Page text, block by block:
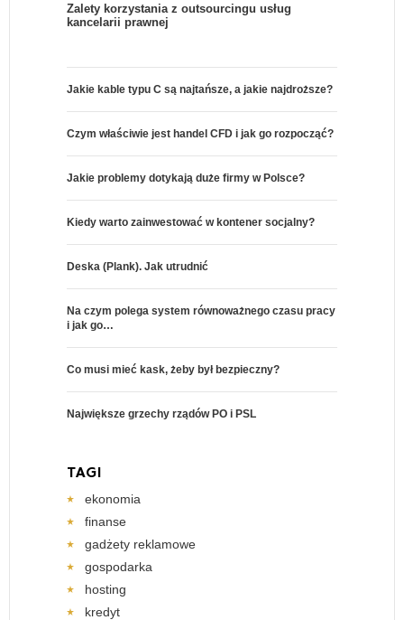
Zalety korzystania z outsourcingu usług
kancelarii prawnej
Jakie kable typu C są najtańsze, a jakie najdroższe?
Czym właściwie jest handel CFD i jak go rozpocząć?
Jakie problemy dotykają duże firmy w Polsce?
Kiedy warto zainwestować w kontener socjalny?
Deska (Plank). Jak utrudnić
Na czym polega system równoważnego czasu pracy
i jak go…
Co musi mieć kask, żeby był bezpieczny?
Największe grzechy rządów PO i PSL
TAGI
ekonomia
finanse
gadżety reklamowe
gospodarka
hosting
kredyt